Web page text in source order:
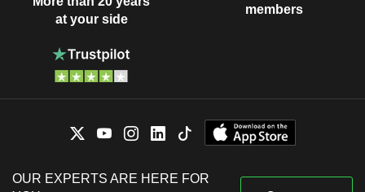
at your side
members
OUR EXPERTS ARE HERE FOR